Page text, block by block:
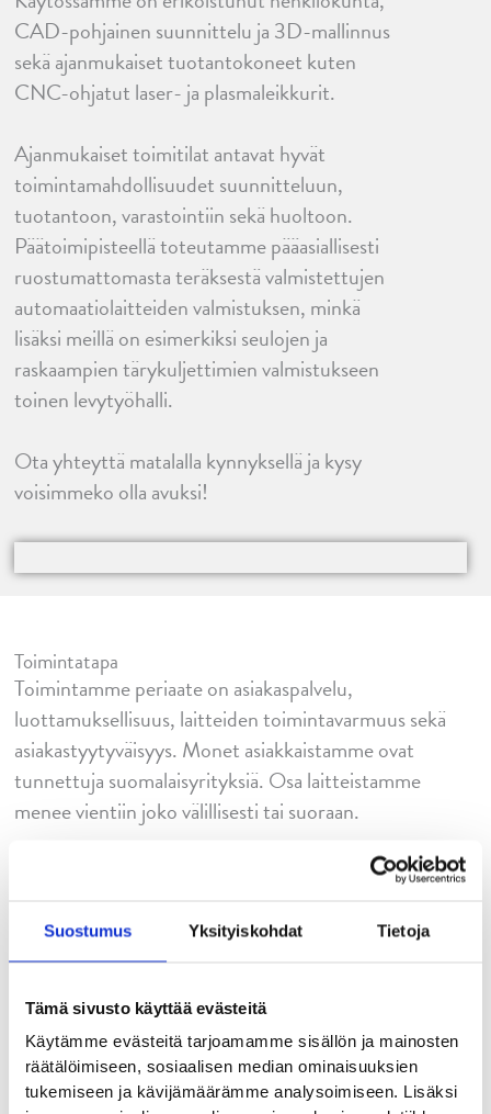
Suostumus Yksityiskohdat Tietoja
Tämä sivusto käyttää evästeitä
Käytämme evästeitä tarjoamamme sisällön ja mainosten
räätälöimiseen, sosiaalisen median ominaisuuksien
tukemiseen ja kävijämäärämme analysoimiseen. Lisäksi
CAD-pohjainen suunnittelu ja 3D-mallinnus
sekä ajanmukaiset tuotantokoneet kuten
CNC-ohjatut laser- ja plasmaleikkurit.
Ajanmukaiset toimitilat antavat hyvät
toimintamahdollisuudet suunnitteluun,
tuotantoon, varastointiin sekä huoltoon.
Päätoimipisteellä toteutamme pääasiallisesti
ruostumattomasta teräksestä valmistettujen
automaatiolaitteiden valmistuksen, minkä
lisäksi meillä on esimerkiksi seulojen ja
raskaampien tärykuljettimien valmistukseen
toinen levytyöhalli.
Ota yhteyttä matalalla kynnyksellä ja kysy
voisimmeko olla avuksi!
Toimintatapa
Toimintamme periaate on asiakaspalvelu,
luottamuksellisuus, laitteiden toimintavarmuus sekä
asiakastyytyväisyys. Monet asiakkaistamme ovat
tunnettuja suomalaisyrityksiä. Osa laitteistamme
menee vientiin joko välillisesti tai suoraan.
Vibratec Oy:n 2007 laajennetut ajanmukaiset
toimitilat antavat hyvät toimintamahdollisuudet
huoltoon. Käytössämme on koulutettu henkilökunta,
CAD-pohjainen suunnittelu ja 3D-mallinnus sekä
ajanmukaiset tuotantokoneet valmistusta varten.